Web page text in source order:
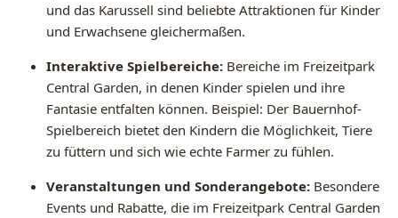
und das Karussell sind beliebte Attraktionen für Kinder
und Erwachsene gleichermaßen.
Interaktive Spielbereiche: Bereiche im Freizeitpark
Central Garden, in denen Kinder spielen und ihre
Fantasie entfalten können. Beispiel: Der Bauernhof-
Spielbereich bietet den Kindern die Möglichkeit, Tiere
zu füttern und sich wie echte Farmer zu fühlen.
Veranstaltungen und Sonderangebote: Besondere
Events und Rabatte, die im Freizeitpark Central Garden